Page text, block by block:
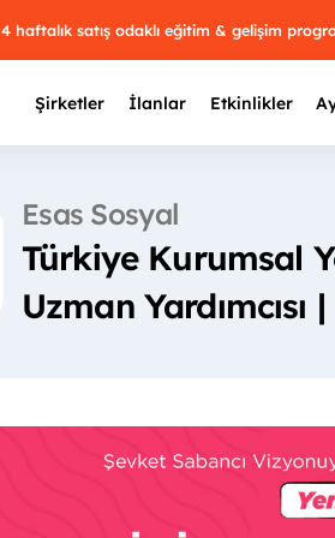
4 haftalık satış odaklı eğitim & gelişim
Şirketler İlanlar Etkinlikler
Esas Sosyal
Türkiye Kurumsal
Uzman